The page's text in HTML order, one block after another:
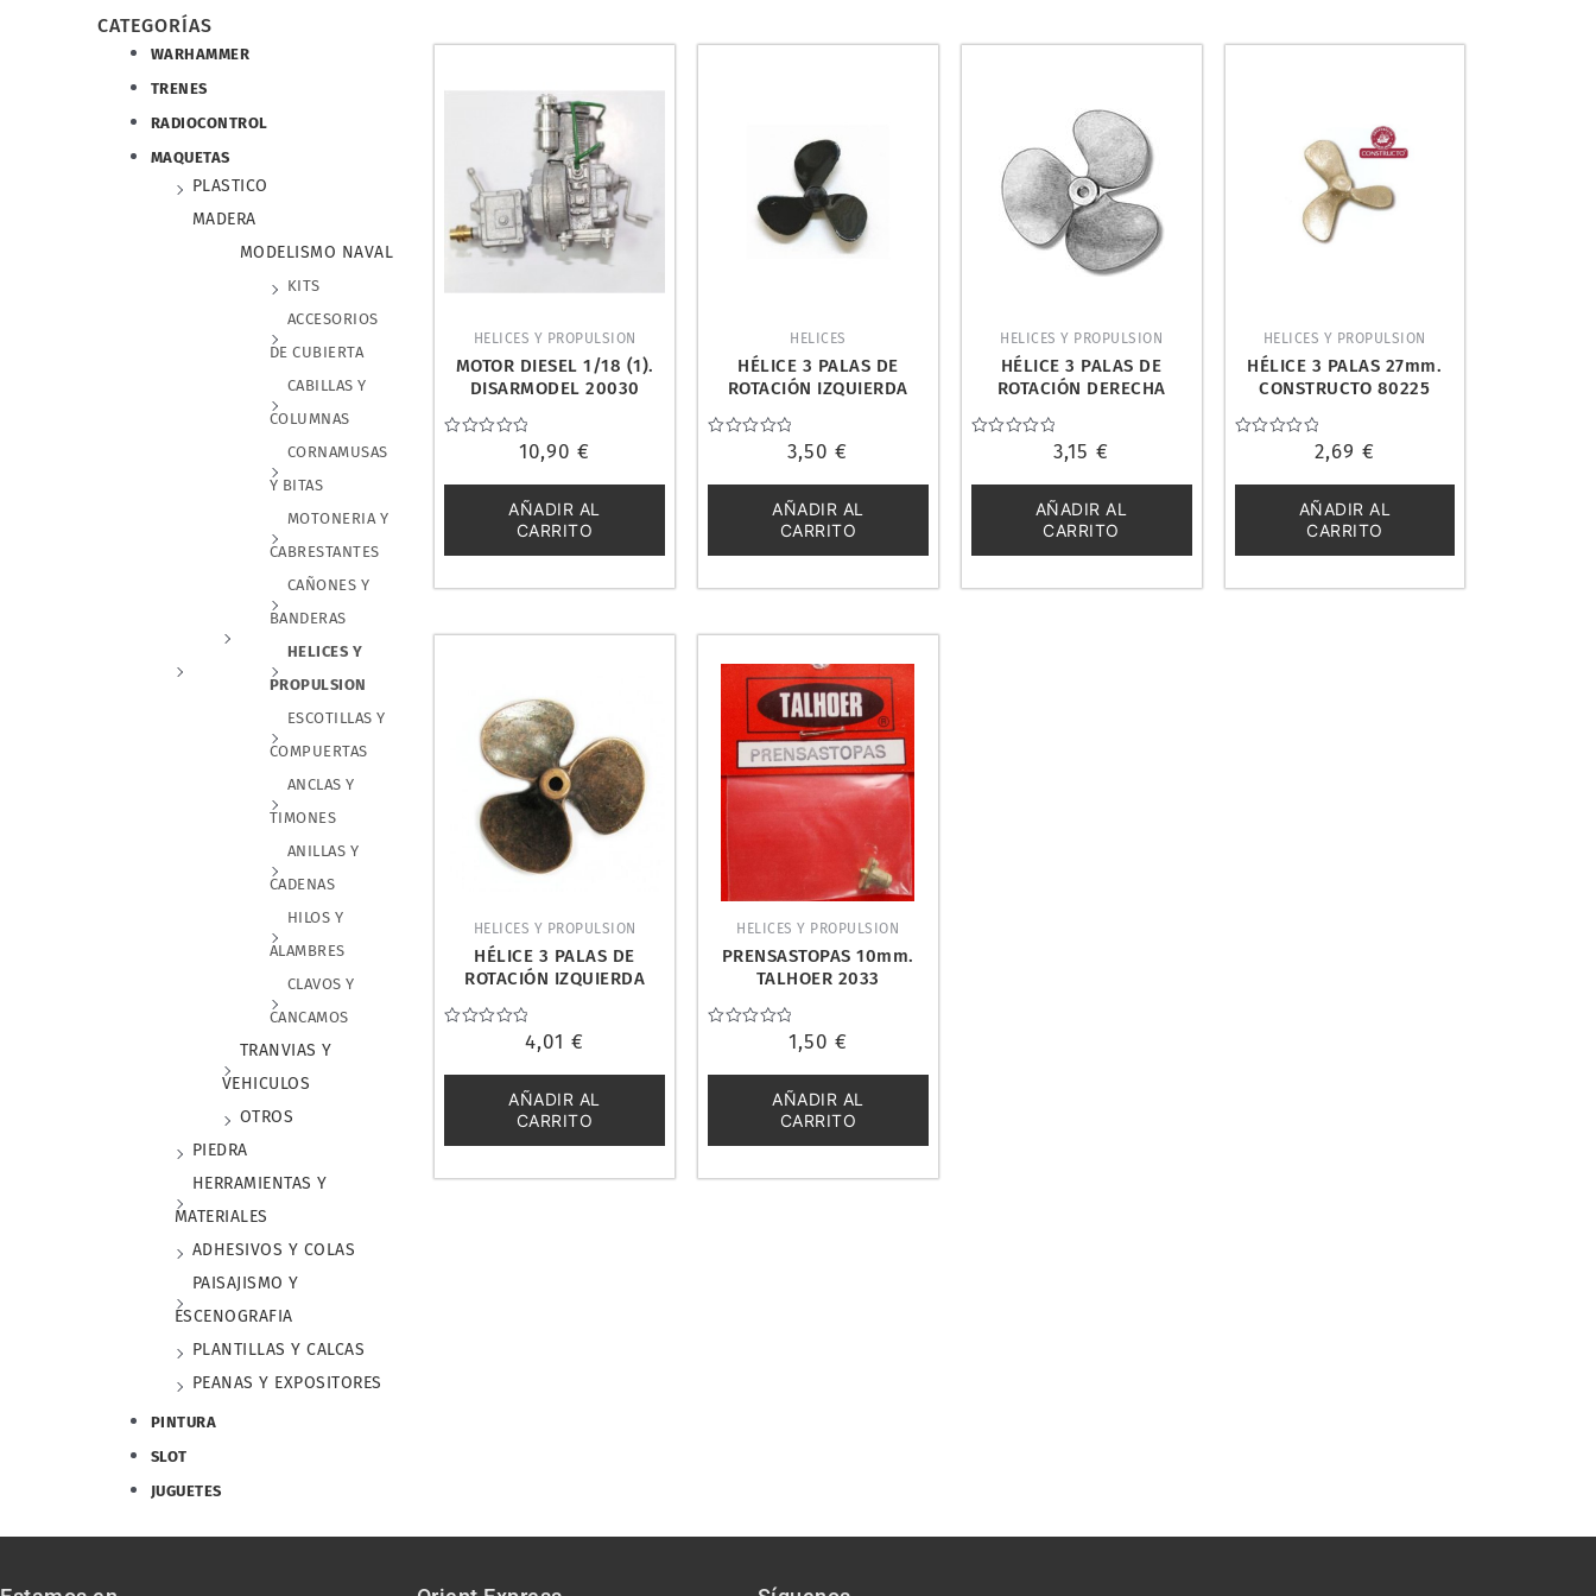
CATEGORÍAS
WARHAMMER
TRENES
RADIOCONTROL
MAQUETAS
PLASTICO
MADERA
MODELISMO NAVAL
KITS
ACCESORIOS
DE CUBIERTA
CABILLAS Y
COLUMNAS
CORNAMUSAS
Y BITAS
MOTONERIA Y
CABRESTANTES
CAÑONES Y
BANDERAS
HELICES Y
PROPULSION
ESCOTILLAS Y
COMPUERTAS
ANCLAS Y
TIMONES
ANILLAS Y
CADENAS
HILOS Y
ALAMBRES
CLAVOS Y
CANCAMOS
TRANVIAS Y
VEHICULOS
OTROS
PIEDRA
HERRAMIENTAS Y
MATERIALES
ADHESIVOS Y COLAS
PAISAJISMO Y
ESCENOGRAFIA
PLANTILLAS Y CALCAS
PEANAS Y EXPOSITORES
PINTURA
SLOT
JUGUETES
HELICES Y PROPULSION
MOTOR DIESEL 1/18 (1).
DISARMODEL 20030
10,90€
AÑADIR AL
CARRITO
HELICES
HÉLICE 3 PALAS DE
ROTACIÓN IZQUIERDA
3,50€
AÑADIR AL
CARRITO
HELICES Y PROPULSION
HÉLICE 3 PALAS DE
ROTACIÓN DERECHA
3,15€
AÑADIR AL
CARRITO
HELICES Y PROPULSION
HÉLICE 3 PALAS 27mm.
CONSTRUCTO 80225
2,69 €
AÑADIR AL
CARRITO
HELICES Y PROPULSION
HÉLICE 3 PALAS DE
ROTACIÓN IZQUIERDA
4,01€
AÑADIR AL
CARRITO
HELICES Y PROPULSION
PRENSASTOPAS 10mm.
TALHOER 2033
1,50 €
AÑADIR AL
CARRITO